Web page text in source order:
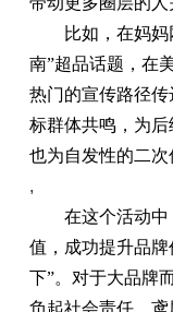
比如，在妈妈
南”超品话题，在
热门的宣传路径
标群体共鸣，为后
也为自发性的二次
,
在这个活动中
值，成功提升品
下”。对于大品牌
负起社会责任，